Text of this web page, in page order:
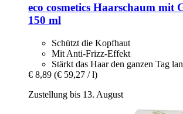
eco cosmetics Haarschaum mit
150 ml
Schützt die Kopfhaut
Mit Anti-Frizz-Effekt
Stärkt das Haar den ganzen Tag
€ 8,89 (€ 59,27 / l)
Zustellung bis 13. August